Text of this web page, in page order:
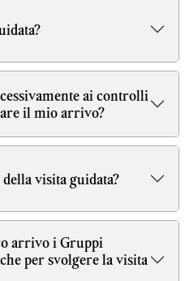
ai controlli
il mio arrivo?
visita guidata?
arrivo i Gruppi
per svolgere la visita